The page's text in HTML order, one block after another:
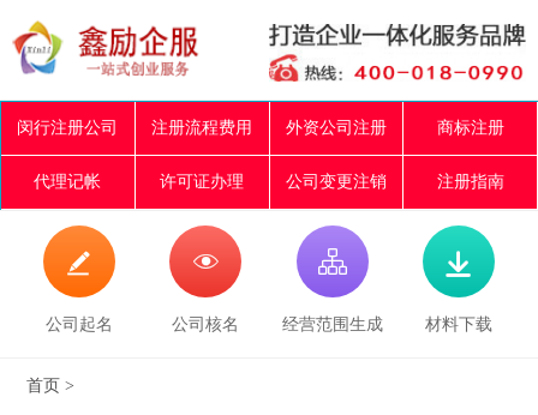
闵行注册公司 注册流程费用 外资公司注册 商标注册
代理记帐 许可证办理 公司变更注销 注册指南

公司起名

公司核名

经营范围生成

材料下载
首页 >